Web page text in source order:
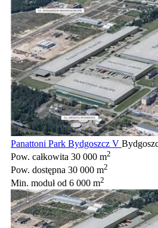
Panattoni Park Bydgoszcz V
Pow. całkowita 30 000 m2
Pow. dostępna 30 000 m2
Min. modułod 6 000 m2